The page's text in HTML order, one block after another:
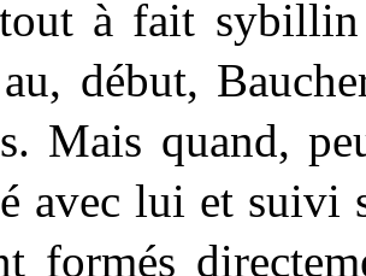
à fait
début,
Mais quand,
avec lui et suivi
formés